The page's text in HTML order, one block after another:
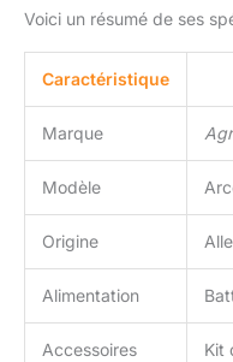
Voici un résumé de ses
Caractéristique
Marque
Modèle
Origine
Alimentation
Accessoires
Kit